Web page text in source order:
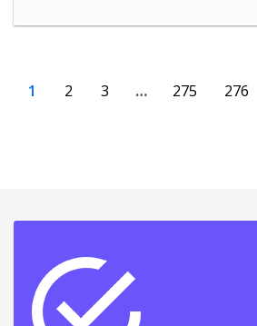
1 2 3 … 275 276